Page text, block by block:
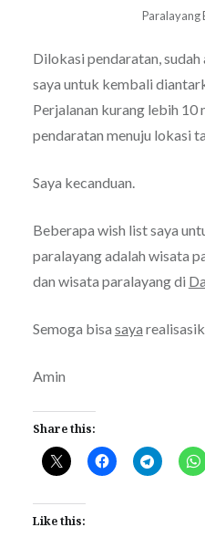
Paralayang
Dilokasi pendaratan,
saya untuk kembali
Perjalanan kurang lebih 10
pendaratan menuju lokasi
Saya kecanduan.
Beberapa wish list saya
paralayang adalah wisata
dan wisata paralayang di
Semoga bisa saya
Amin
Share this:
Like this: